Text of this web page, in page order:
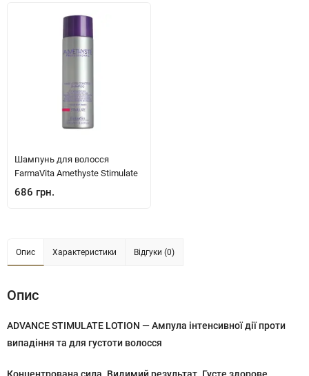
Шампунь для волосся
FarmaVita Amethyste Stimulate
686 грн.
Опис Характеристики Відгуки (0)
Опис
ADVANCE STIMULATE LOTION — Ампула інтенсивної дії проти
випадіння та для густоти волосся